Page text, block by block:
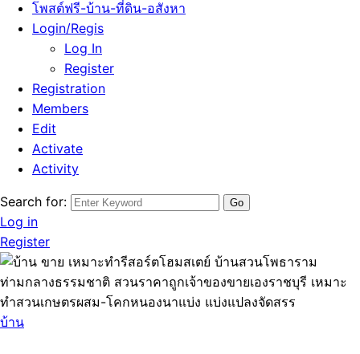
โพสต์ฟรี-บ้าน-ที่ดิน-อสังหา
Login/Regis
Log In
Register
Registration
Members
Edit
Activate
Activity
Search for:
Log in
Register
บ้าน